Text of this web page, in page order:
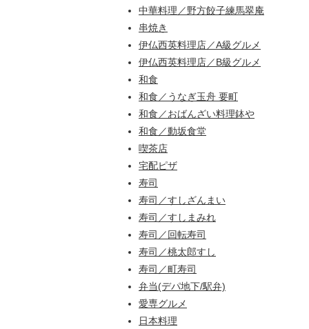
中華料理／野方餃子練馬翠庵
串焼き
伊仏西英料理店／A級グルメ
伊仏西英料理店／B級グルメ
和食
和食／うなぎ玉舟 要町
和食／おばんざい料理鉢や
和食／動坂食堂
喫茶店
宅配ピザ
寿司
寿司／すしざんまい
寿司／すしまみれ
寿司／回転寿司
寿司／桃太郎すし
寿司／町寿司
弁当(デパ地下/駅弁)
愛専グルメ
日本料理